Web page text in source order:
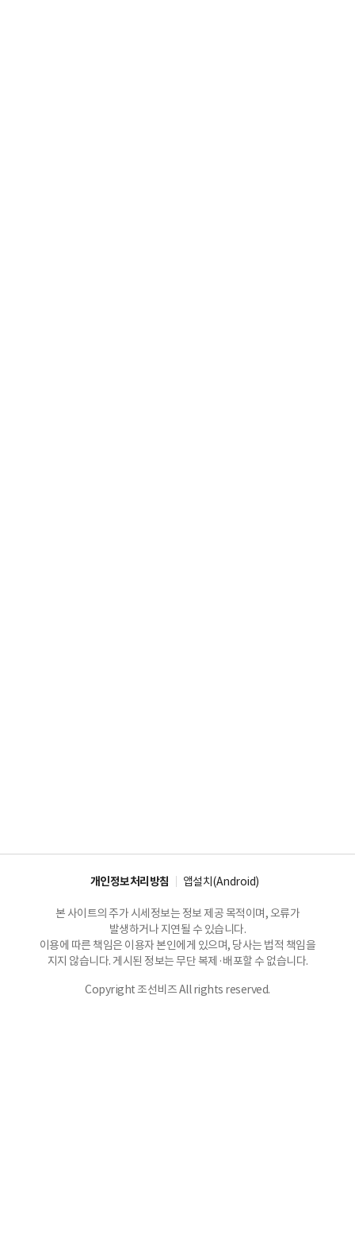
개인정보처리방침 앱설치(Android)
본 사이트의 주가 시세정보는 정보 제공 목적이며, 오류가
발생하거나 지연될 수 있습니다.
이용에 따른 책임은 이용자 본인에게 있으며, 당사는 법적 책임을
지지 않습니다. 게시된 정보는 무단 복제·배포할 수 없습니다.
Copyright 조선비즈 All rights reserved.